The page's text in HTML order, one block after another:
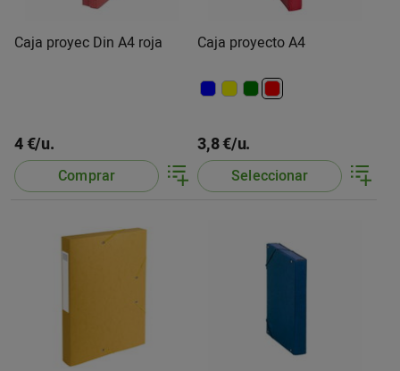
Caja proyec Din A4 roja
4 €/u.
Comprar
Caja proyecto A4
3,8 €/u.
Seleccionar